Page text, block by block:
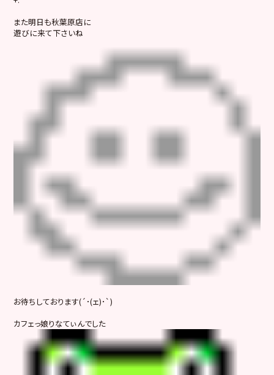
また明日も秋葉原店に
遊びに来て下さいね
お待ちしております(´･(ェ)･`)
カフェっ娘りなてぃんでした